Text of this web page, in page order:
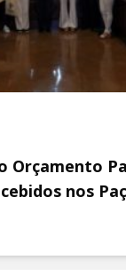
Orçamento
nos